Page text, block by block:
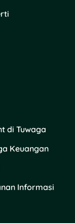
di Tuwaga
Keuangan
Informasi